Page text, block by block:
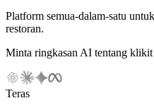
Platform semua-dalam-satu
restoran.
Minta ringkasan AI tentang klikit
Teras